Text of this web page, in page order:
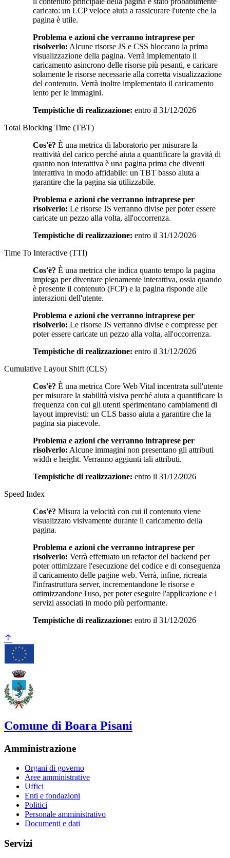
caricato: un LCP veloce aiuta a rassicurare l'utente che la
pagina è utile.
Problema e azioni che verranno intraprese per
risolverlo: Alcune risorse JS e CSS bloccano la prima
visualizzazione della pagina. Verrà implementato il
caricamento asincrono delle risorse più pesanti, e caricare
solamente le risorse necessarie alla corretta visualizzazione
del contenuto. Verrà inoltre implementato il caricamento
lento per le immagini.
Tempistiche di realizzazione: entro il 31/12/2026
Total Blocking Time (TBT)
Cos'è? È una metrica di laboratorio per misurare la
reattività del carico perché aiuta a quantificare la gravità di
quanto non interattiva è una pagina prima che diventi
interattiva in modo affidabile: un TBT basso aiuta a
garantire che la pagina sia utilizzabile.
Problema e azioni che verranno intraprese per
risolverlo: Le risorse JS verranno divise per poter essere
caricate un pezzo alla volta, all'occorrenza.
Tempistiche di realizzazione: entro il 31/12/2026
Time To Interactive (TTI)
Cos'è? È una metrica che indica quanto tempo la pagina
impiega per diventare pienamente interattiva, ossia quando
è presente il contenuto (FCP) e la pagina risponde alle
interazioni dell'utente.
Problema e azioni che verranno intraprese per
risolverlo: Le risorse JS verranno divise e compresse per
poter essere caricate un pezzo alla volta, all'occorrenza.
Tempistiche di realizzazione: entro il 31/12/2026
Cumulative Layout Shift (CLS)
Cos'è? È una metrica Core Web Vital incentrata sull'utente
per misurare la stabilità visiva perché aiuta a quantificare la
frequenza con cui gli utenti sperimentano cambiamenti di
layout imprevisti: un CLS basso aiuta a garantire che la
pagina sia piacevole.
Problema e azioni che verranno intraprese per
risolverlo: Alcune immagini non presentano gli attributi
width e height. Verranno aggiunti tali attributi.
Tempistiche di realizzazione: entro il 31/12/2026
Speed Index
Cos'è? Misura la velocità con cui il contenuto viene
visualizzato visivamente durante il caricamento della
pagina.
Problema e azioni che verranno intraprese per
risolverlo: Verrà effettuato un refactor del backend per
poter ottimizzare l'esecuzione del codice e di conseguenza
il caricamento delle pagine web. Verrà, infine, ricreata
l'infrastruttura server, incrementandone le risorse e
ottimizzandone l'uso, per poter eseguire l'applicazione e i
servizi associati in modo più performante.
Tempistiche di realizzazione: entro il 31/12/2026
Comune di Boara Pisani
Amministrazione
Organi di governo
Aree amministrative
Uffici
Enti e fondazioni
Politici
Personale amministrativo
Documenti e dati
Servizi